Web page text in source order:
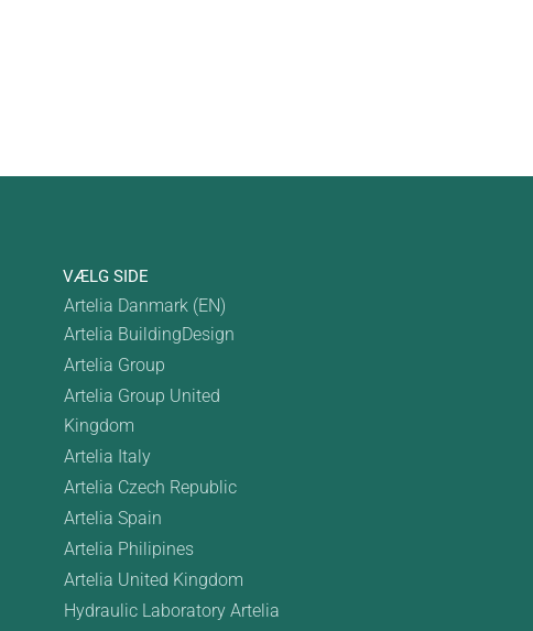
VÆLG SIDE
Artelia Danmark (EN)
Artelia BuildingDesign
Artelia Group
Artelia Group United
Kingdom
Artelia Italy
Artelia Czech Republic
Artelia Spain
Artelia Philipines
Artelia United Kingdom
Hydraulic Laboratory Artelia